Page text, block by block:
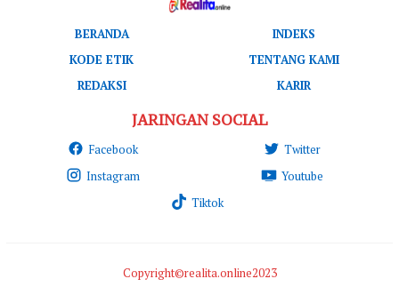
BERANDA
INDEKS
KODE ETIK
TENTANG KAMI
REDAKSI
KARIR
JARINGAN SOCIAL
Facebook
Twitter
Instagram
Youtube
Tiktok
Copyright©realita.online2023